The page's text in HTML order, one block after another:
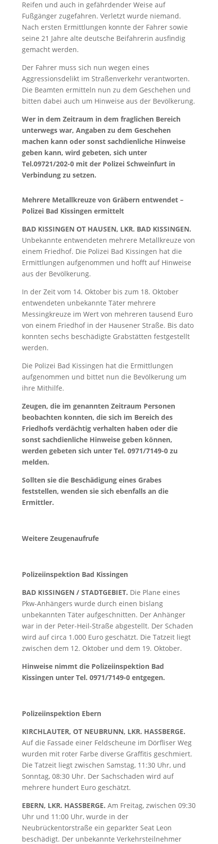
Reifen und auch in gefährdender Weise auf
Fußgänger zugefahren. Verletzt wurde niemand.
Nach ersten Ermittlungen konnte der Fahrer sowie
seine 21 Jahre alte deutsche Beifahrerin ausfindig
gemacht werden.
Der Fahrer muss sich nun wegen eines
Aggressionsdelikt im Straßenverkehr verantworten.
Die Beamten ermitteln nun zu dem Geschehen und
bitten dabei auch um Hinweise aus der Bevölkerung.
Wer in dem Zeitraum in dem fraglichen Bereich
unterwegs war, Angaben zu dem Geschehen
machen kann oder sonst sachdienliche Hinweise
geben kann, wird gebeten, sich unter
Tel.09721/202-0 mit der Polizei Schweinfurt in
Verbindung zu setzen.
Mehrere Metallkreuze von Gräbern entwendet –
Polizei Bad Kissingen ermittelt
BAD KISSINGEN OT HAUSEN, LKR. BAD KISSINGEN.
Unbekannte entwendeten mehrere Metallkreuze von
einem Friedhof. Die Polizei Bad Kissingen hat die
Ermittlungen aufgenommen und hofft auf Hinweise
aus der Bevölkerung.
In der Zeit vom 14. Oktober bis zum 18. Oktober
entwendeten unbekannte Täter mehrere
Messingkreuze im Wert von mehreren tausend Euro
von einem Friedhof in der Hausener Straße. Bis dato
konnten sechs beschädigte Grabstätten festgestellt
werden.
Die Polizei Bad Kissingen hat die Ermittlungen
aufgenommen und bittet nun die Bevölkerung um
ihre Mithilfe.
Zeugen, die im genannten Zeitraum Personen
beobachten konnten, die sich im Bereich des
Friedhofs verdächtig verhalten haben oder die
sonst sachdienliche Hinweise geben können,
werden gebeten sich unter Tel. 0971/7149-0 zu
melden.
Sollten sie die Beschädigung eines Grabes
feststellen, wenden sie sich ebenfalls an die
Ermittler.
Weitere Zeugenaufrufe
Polizeiinspektion Bad Kissingen
BAD KISSINGEN / STADTGEBIET. Die Plane eines
Pkw-Anhängers wurde durch einen bislang
unbekannten Täter aufgeschnitten. Der Anhänger
war in der Peter-Heil-Straße abgestellt. Der Schaden
wird auf circa 1.000 Euro geschätzt. Die Tatzeit liegt
zwischen dem 12. Oktober und dem 19. Oktober.
Hinweise nimmt die Polizeiinspektion Bad
Kissingen unter Tel. 0971/7149-0 entgegen.
Polizeiinspektion Ebern
KIRCHLAUTER, OT NEUBRUNN, LKR. HASSBERGE.
Auf die Fassade einer Feldscheune im Dörfliser Weg
wurden mit roter Farbe diverse Graffitis geschmiert.
Die Tatzeit liegt zwischen Samstag, 11:30 Uhr, und
Sonntag, 08:30 Uhr. Der Sachschaden wird auf
mehrere hundert Euro geschätzt.
EBERN, LKR. HASSBERGE. Am Freitag, zwischen 09:30
Uhr und 11:00 Uhr, wurde in der
Neubrückentorstraße ein geparkter Seat Leon
beschädigt. Der unbekannte Verkehrsteilnehmer